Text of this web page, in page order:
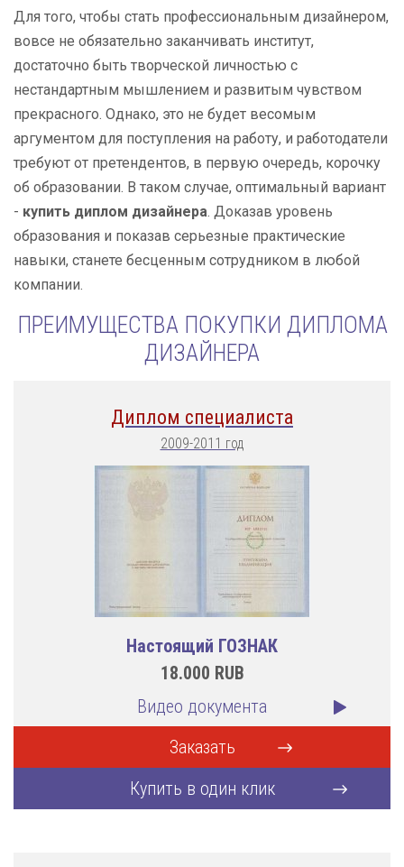
Для того, чтобы стать профессиональным дизайнером,
вовсе не обязательно заканчивать институт,
достаточно быть творческой личностью с
нестандартным мышлением и развитым чувством
прекрасного. Однако, это не будет весомым
аргументом для поступления на работу, и работодатели
требуют от претендентов, в первую очередь, корочку
об образовании. В таком случае, оптимальный вариант
- купить диплом дизайнера. Доказав уровень
образования и показав серьезные практические
навыки, станете бесценным сотрудником в любой
компании.
ПРЕИМУЩЕСТВА ПОКУПКИ ДИПЛОМА
ДИЗАЙНЕРА
Диплом специалиста
2009-2011 год
Настоящий ГОЗНАК
18.000 RUB
Видео документа
Заказать
Купить в один клик